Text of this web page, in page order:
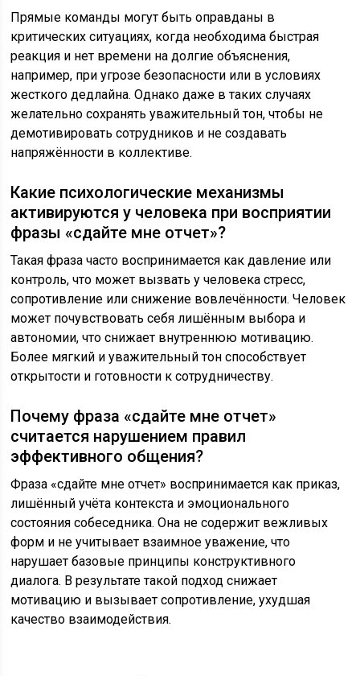
Прямые команды могут быть оправданы в
критических ситуациях, когда необходима быстрая
реакция и нет времени на долгие объяснения,
например, при угрозе безопасности или в условиях
жесткого дедлайна. Однако даже в таких случаях
желательно сохранять уважительный тон, чтобы не
демотивировать сотрудников и не создавать
напряжённости в коллективе.
Какие психологические механизмы
активируются у человека при восприятии
фразы «сдайте мне отчет»?
Такая фраза часто воспринимается как давление или
контроль, что может вызвать у человека стресс,
сопротивление или снижение вовлечённости. Человек
может почувствовать себя лишённым выбора и
автономии, что снижает внутреннюю мотивацию.
Более мягкий и уважительный тон способствует
открытости и готовности к сотрудничеству.
Почему фраза «сдайте мне отчет»
считается нарушением правил
эффективного общения?
Фраза «сдайте мне отчет» воспринимается как приказ,
лишённый учёта контекста и эмоционального
состояния собеседника. Она не содержит вежливых
форм и не учитывает взаимное уважение, что
нарушает базовые принципы конструктивного
диалога. В результате такой подход снижает
мотивацию и вызывает сопротивление, ухудшая
качество взаимодействия.